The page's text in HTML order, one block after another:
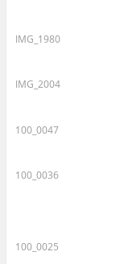
IMG_1980
IMG_2004
100_0047
100_0036
100_0025